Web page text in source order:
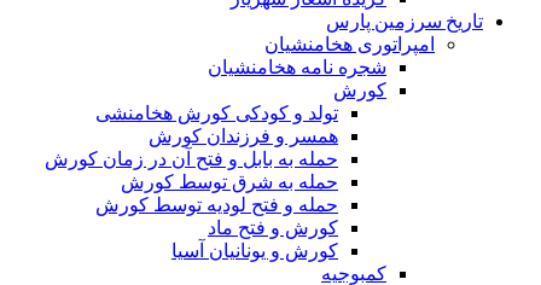
تاریخ سرزمین پارس
امپراتوری هخامنشیان
شجره نامه هخامنشیان
کورش
تولد و کودکی کورش هخامنشی
همسر و فرزندان کورش
حمله به بابل و فتح آن در زمان کورش
حمله به شرق توسط کورش
حمله و فتح لودیه توسط کورش
کورش و فتح ماد
کورش و یونانیان آسیا
کمبوجیه